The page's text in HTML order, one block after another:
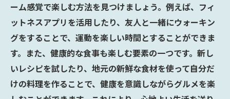
ーム感覚で楽しむ方法を見つけましょう。例えば、フィ
ットネスアプリを活用したり、友人と一緒にウォーキン
グをすることで、運動を楽しい時間とすることができま
す。また、健康的な食事も楽しむ要素の一つです。新し
いレシピを試したり、地元の新鮮な食材を使って自分だ
けの料理を作ることで、健康を意識しながらグルメを楽